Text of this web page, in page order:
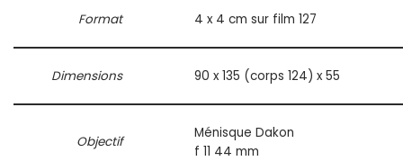
Format 4 x 4 cm sur film 127
Dimensions 90 x 135 (corps 124) x 55
Objectif
Ménisque Dakon
f 11 44 mm